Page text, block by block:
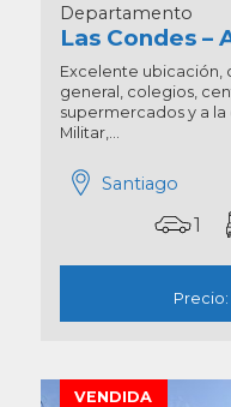
Departamento
Las Condes –
Excelente ubicación,
general, colegios,
supermercados y a
Militar,...
Santiago
1
Precio:
VENDIDA